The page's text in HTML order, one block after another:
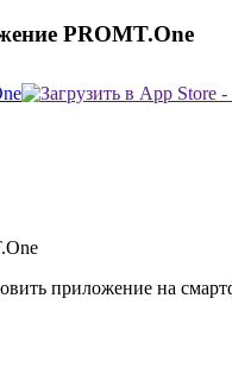
PROMT.One
приложение на